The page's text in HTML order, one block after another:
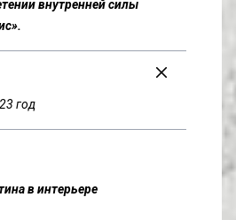
внутренней силы
год
в интерьере